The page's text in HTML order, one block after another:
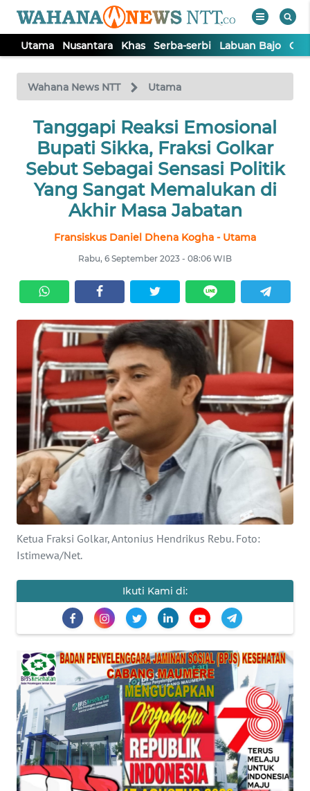
Utama Nusantara Khas Serba-serbi Labuan Bajo
Wahana News NTT Utama
Tanggapi Reaksi Emosional
Bupati Sikka, Fraksi Golkar
Sebut Sebagai Sensasi Politik
Yang Sangat Memalukan di
Akhir Masa Jabatan
Fransiskus Daniel Dhena Kogha - Utama
Rabu, 6 September 2023 - 08:06 WIB
Ketua Fraksi Golkar, Antonius Hendrikus Rebu. Foto:
Istimewa/Net.
Ikuti Kami di:
TV
Tutup
UTAMA
NUSANTARA
LABUAN
OPINI
Informasi
INDEKS
BERITA
KONTAK
KAMI
IKLAN
PEDOMAN
MEDIA
SIBER
REDAKSI
KARIR
DISCLAIMER